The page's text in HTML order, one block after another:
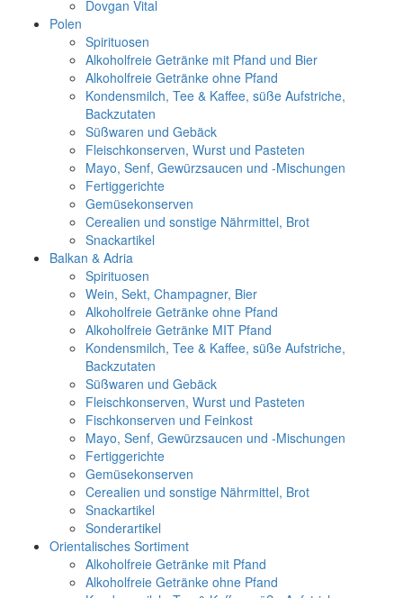
Dovgan Vital
Polen
Spirituosen
Alkoholfreie Getränke mit Pfand und Bier
Alkoholfreie Getränke ohne Pfand
Kondensmilch, Tee & Kaffee, süße Aufstriche,
Backzutaten
Süßwaren und Gebäck
Fleischkonserven, Wurst und Pasteten
Mayo, Senf, Gewürzsaucen und -Mischungen
Fertiggerichte
Gemüsekonserven
Cerealien und sonstige Nährmittel, Brot
Snackartikel
Balkan & Adria
Spirituosen
Wein, Sekt, Champagner, Bier
Alkoholfreie Getränke ohne Pfand
Alkoholfreie Getränke MIT Pfand
Kondensmilch, Tee & Kaffee, süße Aufstriche,
Backzutaten
Süßwaren und Gebäck
Fleischkonserven, Wurst und Pasteten
Fischkonserven und Feinkost
Mayo, Senf, Gewürzsaucen und -Mischungen
Fertiggerichte
Gemüsekonserven
Cerealien und sonstige Nährmittel, Brot
Snackartikel
Sonderartikel
Orientalisches Sortiment
Alkoholfreie Getränke mit Pfand
Alkoholfreie Getränke ohne Pfand